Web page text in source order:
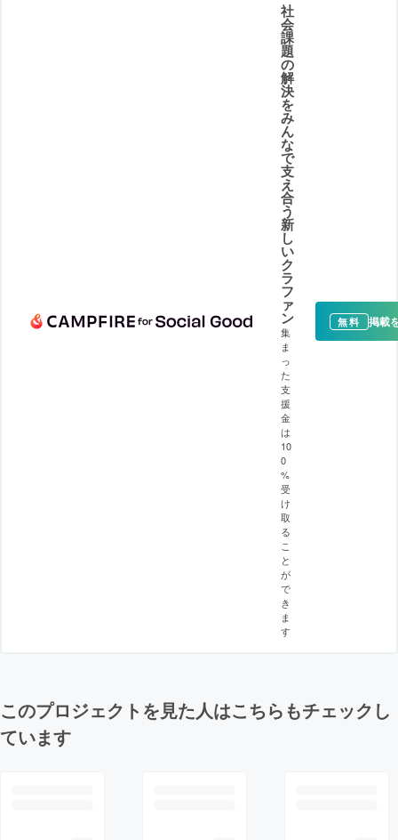
社
会
課
題
の
解
決
を
み
ん
な
で
支
え
合
う
新
し
い
ク
ラ
フ
ァ
ン
集
ま
っ
た
支
援
金
は
10
0
%
受
け
取
る
こ
と
が
で
き
ま
す
無料 掲載
このプロジェクトを見た人はこちらもチェックし
ています